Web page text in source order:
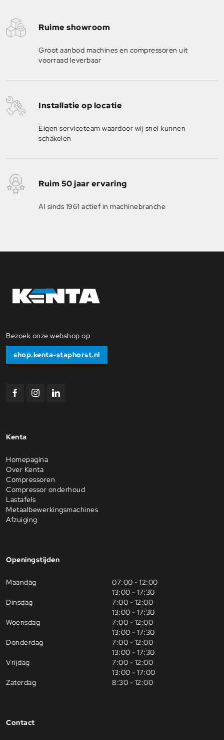
Ruime showroom
Groot aanbod machines en compressoren uit
voorraad leverbaar
Installatie op locatie
Eigen serviceteam waardoor wij snel kunnen
schakelen
Ruim 50 jaar ervaring
Al sinds 1961 actief in machinebranche
Bezoek onze webshop op
shop.kenta-staphorst.nl
BekijkBekijkBekijk
Kenta
Homepagina
Over Kenta
Compressoren
Compressor onderhoud
Lastafels
Metaalbewerkingsmachines
Afzuiging
Openingstijden
Maandag
07:00 - 12:00
13:00 - 17:30
Dinsdag
7:00 - 12:00
13:00 - 17:30
Woensdag
7:00 - 12:00
13:00 - 17:30
Donderdag
7:00 - 12:00
13:00 - 17:30
Vrijdag
7:00 - 12:00
13:00 - 17:00
Zaterdag
8:30 - 12:00
Contact